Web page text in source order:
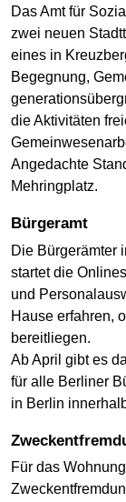
Das Amt für
zwei neuen
eines in
Begegnung,
die Aktivitäten
Angedachte
Mehringplatz.
Bürgeramt
Die Bürgerämter
startet die
und
Hause erfahren,
bereitliegen.
Ab April gibt es
für alle Berliner
in Berlin
Für das